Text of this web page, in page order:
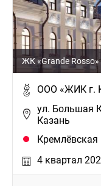
ЖК «Grande Rosso»
ООО «ЖИК г.
ул. Большая
Казань
Кремлёвская
4 квартал